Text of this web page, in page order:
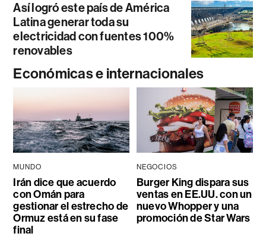
Así logró este país de América
Latina generar toda su
electricidad con fuentes 100%
renovables
Económicas e internacionales
MUNDO
Irán dice que acuerdo
con Omán para
gestionar el estrecho de
Ormuz está en su fase
final
NEGOCIOS
Burger King dispara sus
ventas en EE.UU. con un
nuevo Whopper y una
promoción de Star Wars